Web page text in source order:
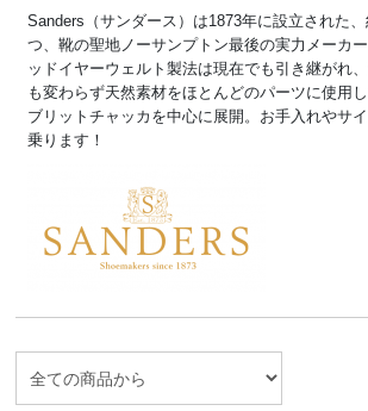
Sanders（サンダース）は1873年に設立された
つ、靴の聖地ノーサンプトン最後の実力メーカ
ッドイヤーウェルト製法は現在でも引き継がれ
も変わらず天然素材をほとんどのパーツに使用
ブリットチャッカを中心に展開。お手入れやサ
乗ります！